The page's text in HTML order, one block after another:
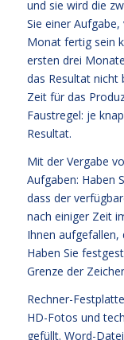
und sie wird die
Sie einer
Monat fertig sein
ersten drei
das Resultat nicht
Zeit für das
Faustregel: je
Resultat.
Mit der Vergabe
Aufgaben: Haben
dass der
nach einiger Zeit
Ihnen
Haben Sie
Grenze der
Rechner-
HD-Fotos und
gefüllt. Word-